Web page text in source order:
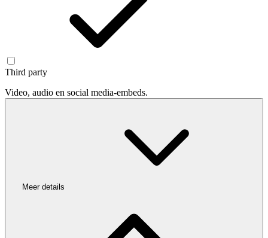
Third party
Video, audio en social media-embeds.
Meer details